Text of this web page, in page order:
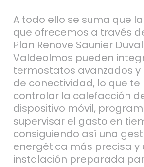
A todo ello se suma que
que ofrecemos a través
Plan Renove Saunier
Valdeolmos pueden
termostatos avanzados y
de conectividad, lo que
controlar la calefacción
dispositivo móvil,
supervisar el gasto en
consiguiendo así una
energética más precisa y
instalación preparada